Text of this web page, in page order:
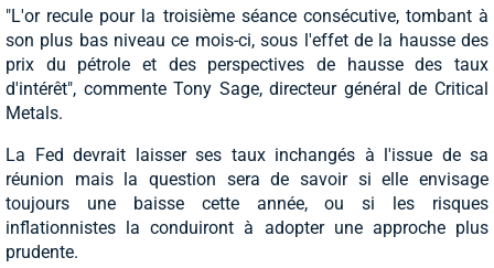
"L'or recule pour la troisième séance consécutive, tombant à
son plus bas niveau ce mois-ci, sous l'effet de la hausse des
prix du pétrole et des perspectives de hausse des taux
d'intérêt", commente Tony Sage, directeur général de Critical
Metals.
La Fed devrait laisser ses taux inchangés à l'issue de sa
réunion mais la question sera de savoir si elle envisage
toujours une baisse cette année, ou si les risques
inflationnistes la conduiront à adopter une approche plus
prudente.